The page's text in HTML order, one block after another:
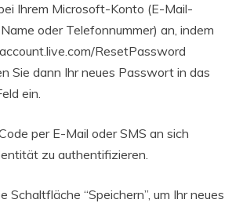
Ihrem Microsoft-Konto (E-Mail-
oder Telefonnummer) an, indem
ResetPassword
Sie dann Ihr neues Passwort in das
ein.
per E-Mail oder SMS an sich
zu authentifizieren.
Schaltfläche “Speichern”, um Ihr neues